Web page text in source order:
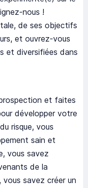
nous !
de ses objectifs
et ouvrez-vous
et diversifiées dans
et faites
développer votre
risque, vous
sain et
vous savez
de la
savez créer un